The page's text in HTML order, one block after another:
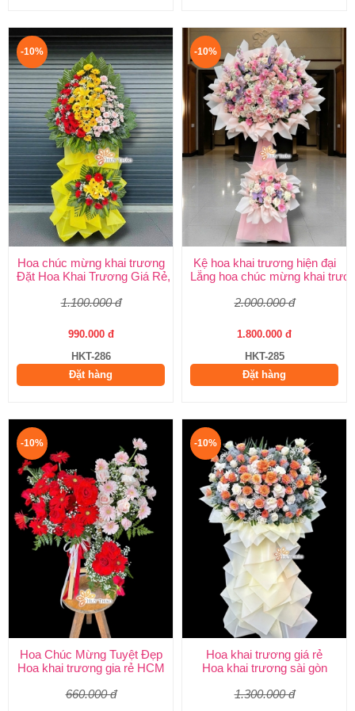
-10%
Hoa chúc mừng khai trương
Đặt Hoa Khai Trương Giá Rẻ, Đẹp Sang Trọng – Shop Hoa Khai
1.100.000 đ
990.000 đ
HKT-286
Đặt hàng
-10%
Kệ hoa khai trương hiện đại
Lẵng hoa chúc mừng khai
2.000.000 đ
1.800.000 đ
HKT-285
Đặt hàng
-10%
Hoa Chúc Mừng Tuyệt Đẹp
Hoa khai trương gia rẻ HCM
660.000 đ
-10%
Hoa khai trương giá rẻ
Hoa khai trương sài gòn
1.300.000 đ